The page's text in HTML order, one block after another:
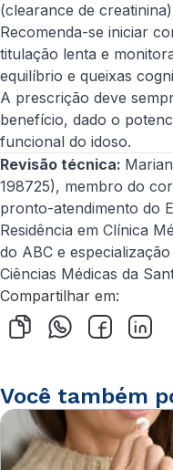
(clearance de
Recomenda-se iniciar
titulação lenta e
equilíbrio e queixas
A prescrição deve
benefício, dado o
funcional do idoso.
Revisão técnica:
198725), membro do
pronto-atendimento do
Residência em Clínica
do ABC e
Ciências Médicas da
Compartilhar em:
Você também